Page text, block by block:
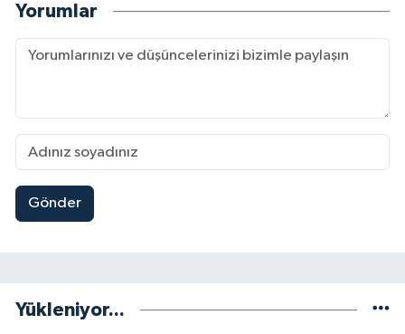
Yorumlar
Gönder
Yükleniyor...